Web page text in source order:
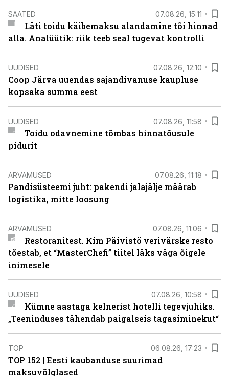
SAATED 07.08.26, 15:11
Läti toidu käibemaksu alandamine tõi hinnad
alla. Analüütik: riik teeb seal tugevat kontrolli
UUDISED 07.08.26, 12:10
Coop Järva uuendas sajandivanuse kaupluse
kopsaka summa eest
UUDISED 07.08.26, 11:58
Toidu odavnemine tõmbas hinnatõusule
pidurit
ARVAMUSED 07.08.26, 11:18
Pandisüsteemi juht: pakendi jalajälje määrab
logistika, mitte loosung
ARVAMUSED 07.08.26, 11:06
Restoranitest. Kim Päivistö verivärske resto
tõestab, et “MasterChefi” tiitel läks väga õigele
inimesele
UUDISED 07.08.26, 10:58
Kümne aastaga kelnerist hotelli tegevjuhiks.
„Teeninduses tähendab paigalseis tagasiminekut“
TOP 06.08.26, 17:23
TOP 152 | Eesti kaubanduse suurimad
maksuvõlglased